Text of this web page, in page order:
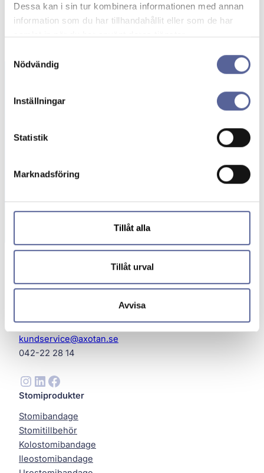
Dessa kan i sin tur kombinera informationen med annan
information som du har tillhandahållit eller som de har
samlat in när du har använt deras tjänster.
Nödvändig
Inställningar
Statistik
Marknadsföring
Tillåt alla
Tillåt urval
Avvisa
kostnadsfritt. Upptäck stomiprodukter
Helsingborg
kundservice@axotan.se
042-22 28 14
Instagram LinkedIn Facebook
Stomiprodukter
Stomibandage
Stomitillbehör
Kolostomibandage
Ileostomibandage